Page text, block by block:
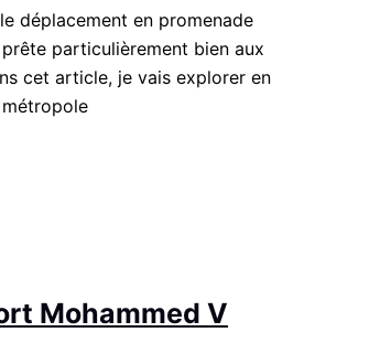
déplacement en promenade
particulièrement bien aux
cet article, je vais explorer en
Mohammed V